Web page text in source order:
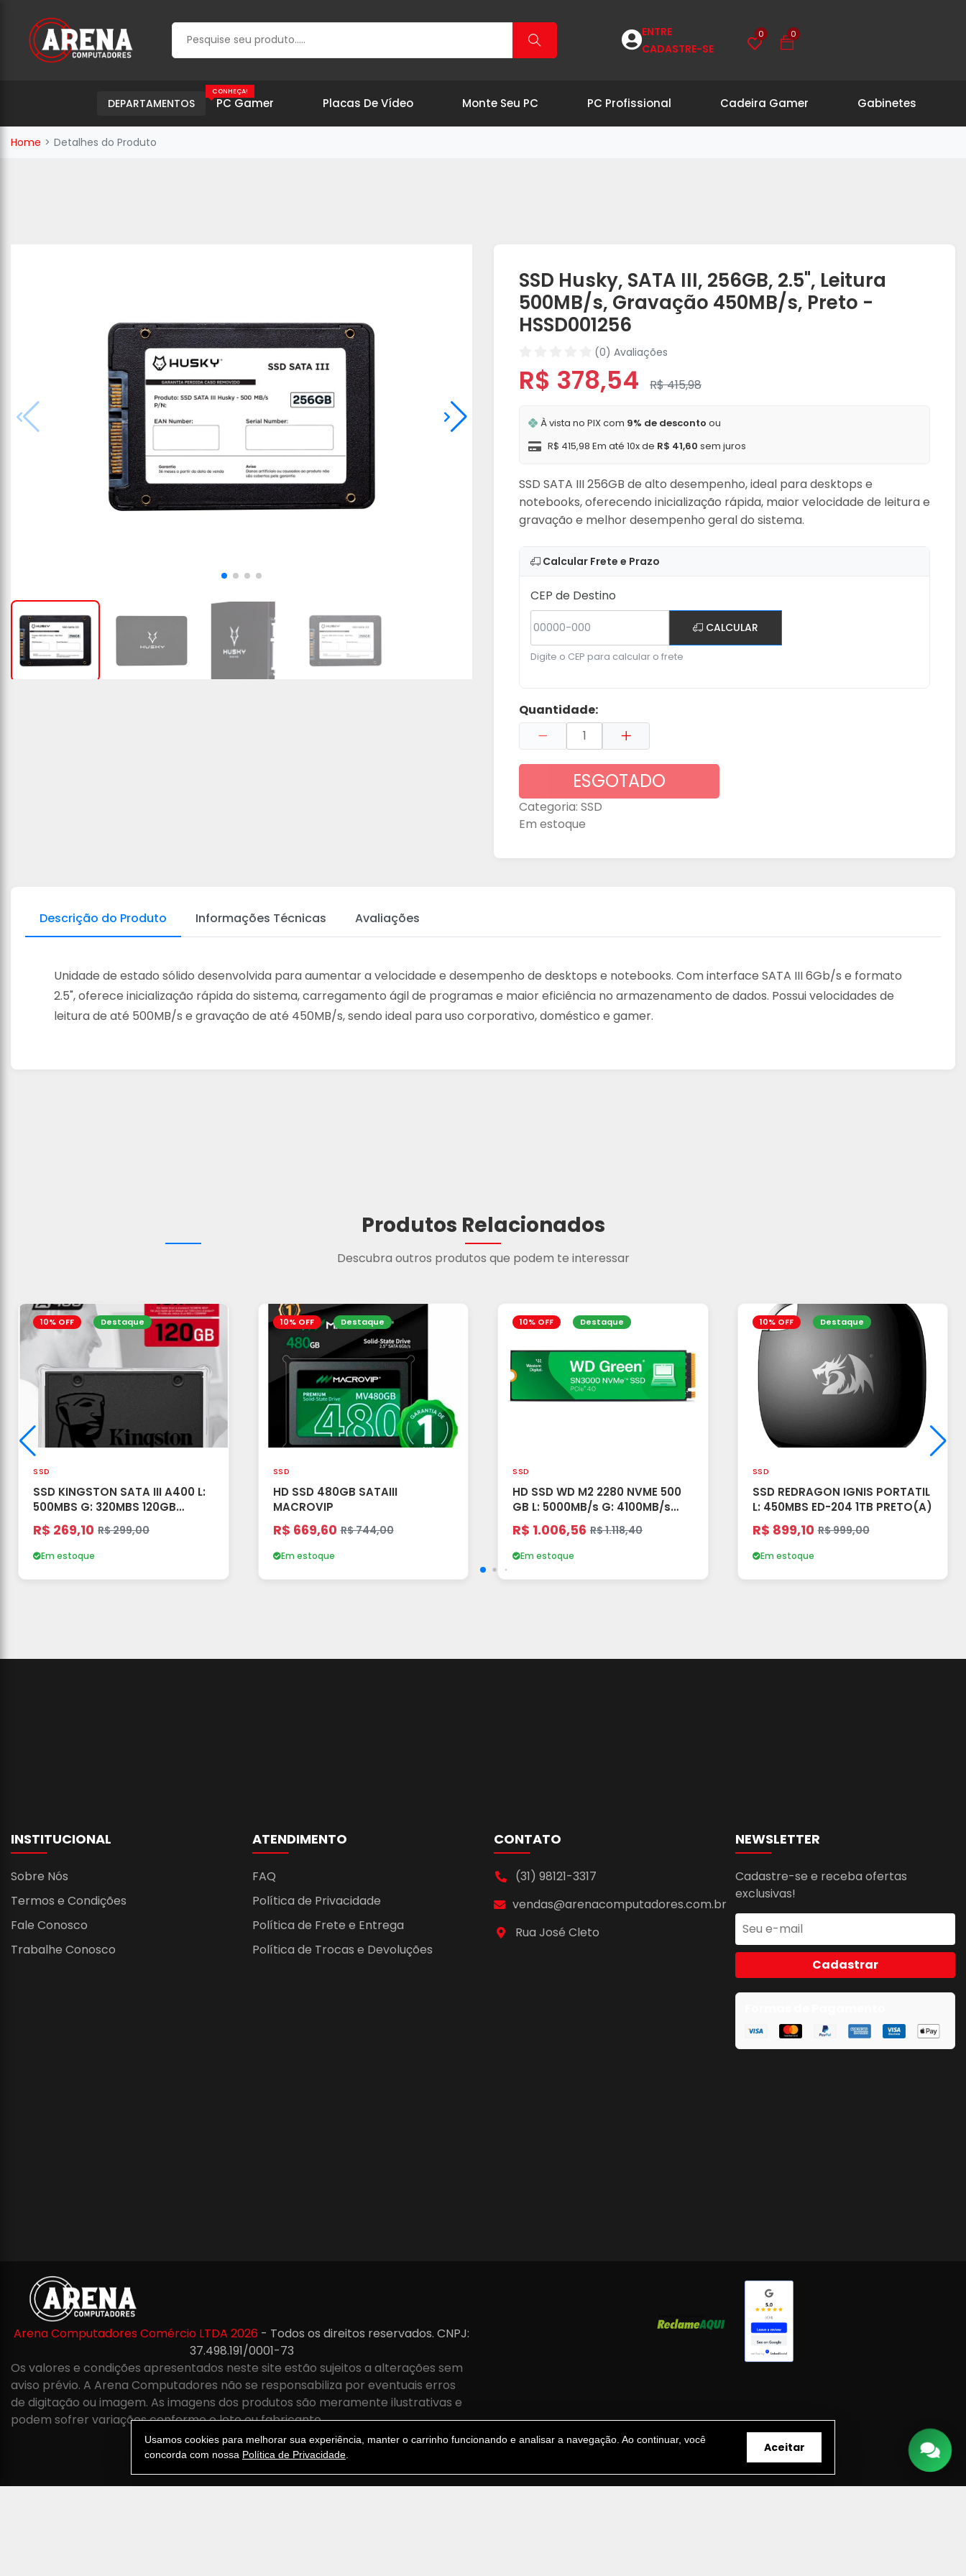
ENTRE
CADASTRE-SE
0 0
DEPARTAMENTOS PC Gamer
CONHEÇA!
Placas De Vídeo Monte Seu PC PC Profissional Cadeira Gamer Gabinetes
Home Detalhes do Produto
SSD Husky, SATA III, 256GB, 2.5", Leitura
500MB/s, Gravação 450MB/s, Preto -
HSSD001256
(0) Avaliações
R$ 378,54 R$ 415,98
À vista no PIX com 9% de desconto ou
R$ 415,98 Em até 10x de R$ 41,60 sem juros
SSD SATA III 256GB de alto desempenho, ideal para desktops e
notebooks, oferecendo inicialização rápida, maior velocidade de leitura e
gravação e melhor desempenho geral do sistema.
Calcular Frete e Prazo
CEP de Destino
CALCULAR
Digite o CEP para calcular o frete
Quantidade:
ESGOTADO
Categoria: SSD
Em estoque
Descrição do Produto Informações Técnicas Avaliações
Unidade de estado sólido desenvolvida para aumentar a velocidade e desempenho de desktops e notebooks. Com interface SATA III 6Gb/s e formato
2.5", oferece inicialização rápida do sistema, carregamento ágil de programas e maior eficiência no armazenamento de dados. Possui velocidades de
leitura de até 500MB/s e gravação de até 450MB/s, sendo ideal para uso corporativo, doméstico e gamer.
Produtos Relacionados
Descubra outros produtos que podem te interessar
10% OFF Destaque
SSD
SSD KINGSTON SATA III A400 L:
500MBS G: 320MBS 120GB
PRETO(A)
R$ 269,10 R$ 299,00
Em estoque
10% OFF Destaque
SSD
HD SSD 480GB SATAIII
MACROVIP
R$ 669,60 R$ 744,00
Em estoque
10% OFF Destaque
SSD
HD SSD WD M2 2280 NVME 500
GB L: 5000MB/s G: 4100MB/s
SN3000 4.0
R$ 1.006,56 R$ 1.118,40
Em estoque
10% OFF Destaque
SSD
SSD REDRAGON IGNIS PORTATIL
L: 450MBS ED-204 1TB PRETO(A)
R$ 899,10 R$ 999,00
Em estoque
INSTITUCIONAL
Sobre Nós
Termos e Condições
Fale Conosco
Trabalhe Conosco
ATENDIMENTO
FAQ
Política de Privacidade
Política de Frete e Entrega
Política de Trocas e Devoluções
CONTATO
(31) 98121-3317
vendas@arenacomputadores.com.br
Rua José Cleto
NEWSLETTER
Cadastre-se e receba ofertas
exclusivas!
Cadastrar
Arena Computadores Comércio LTDA 2026 - Todos os direitos reservados. CNPJ:
37.498.191/0001-73
Os valores e condições apresentados neste site estão sujeitos a alterações sem
aviso prévio. A Arena Computadores não se responsabiliza por eventuais erros
de digitação ou imagem. As imagens dos produtos são meramente ilustrativas e
podem sofrer variações conforme o lote ou fabricante.
Usamos cookies para melhorar sua experiência, manter o carrinho funcionando e analisar a navegação. Ao continuar, você
concorda com nossa Política de Privacidade Aceitar